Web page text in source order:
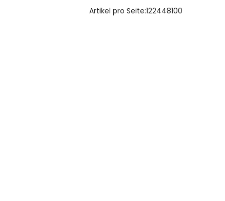
Artikel pro Seite:122448100